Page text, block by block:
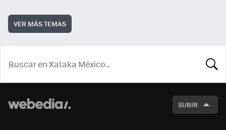
VER MÁS TEMAS
SUBIR